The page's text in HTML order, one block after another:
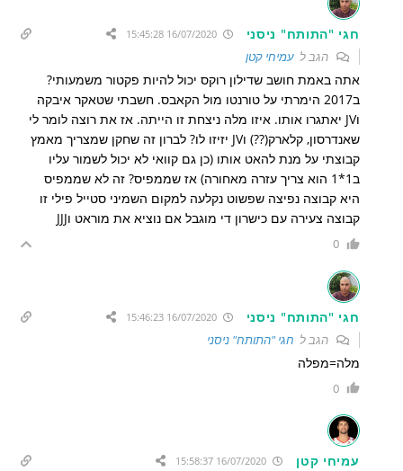
חגי "התותח" ניסני 16/07/2020 15:45:28
הגב לעמיחי קטן
אתה באמת חושב שדילון רוקס יכול להיות פקטור משמעותי?
ב2017 הימרתי על טורנטו מול הקאבס. חשבתי שטאקר איבקה
וJV יאתגרו אותו. איזו מלה ניצחת זו הייתה. אז את רוצה לומר לי
שאנדרסון, קלארק(??) וJV יזיזו לו? לברון זה שחקן שמצריך מאמץ
קבוצתי על מנת להאט אותו (כן גם קוואי לא יכול לשמור עליו
ב1*1 הוא צריך עזרה מאחורה) אז שממפיס? זה לא שממפיס
היא קבוצה נפיצה שפשוט נקלעה למקום השמיני סטייל פילי זו
קבוצה צעירה עם כישרון די מוגבל אם נוציא את מוראט וJJJ
0
חגי "התותח" ניסני 16/07/2020 15:46:23
הגב ל חגי "התותח" ניסני
מלה=מפלה
0
עמיחי קטן